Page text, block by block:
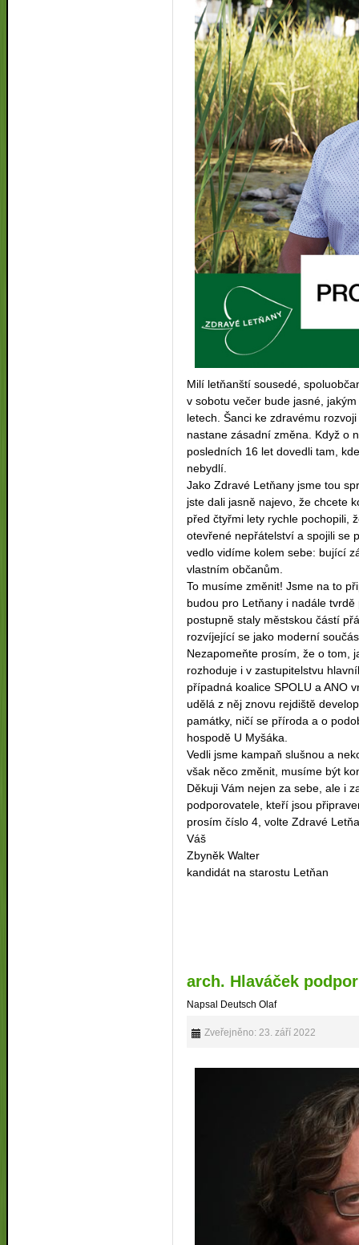
Milí letňanští sousedé,
v sobotu večer bude jasné,
letech. Šanci ke zdravému
nastane zásadní změna. Když o
posledních 16 let dovedli tam,
nebydlí.
Jako Zdravé Letňany jsme tou
jste dali jasně najevo, že chcete
před čtyřmi lety rychle pochopili,
otevřené nepřátelství a spojili se
vedlo vidíme kolem sebe: bující
vlastním občanům.
To musíme změnit! Jsme na to
budou pro Letňany i nadále
postupně staly městskou částí
rozvíjející se jako moderní
Nezapomeňte prosím, že o tom,
rozhoduje i v zastupitelstvu
případná koalice SPOLU a ANO
udělá z něj znovu rejdiště
památky, ničí se příroda a o
hospodě U Myšáka.
Vedli jsme kampaň slušnou a
však něco změnit, musíme být
Děkuji Vám nejen za sebe, ale i
podporovatele, kteří jsou
prosím číslo 4, volte Zdravé
Váš
Zbyněk Walter
kandidát na starostu Letňan
arch. Hlaváček
Napsal Deutsch Olaf
Zveřejněno: 23. září 2022